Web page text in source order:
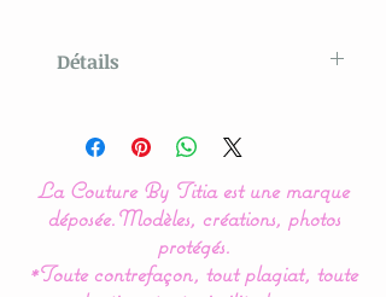
Détails
By Titia
Le protège carnet de Santé
se ferme à l'aide de
La Couture By Titia est une marque
déposée.Modèles, créations, photos
protégés.
*Toute contrefaçon, tout plagiat, toute